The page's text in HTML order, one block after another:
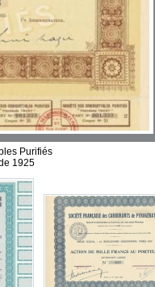
Purifiés
1925